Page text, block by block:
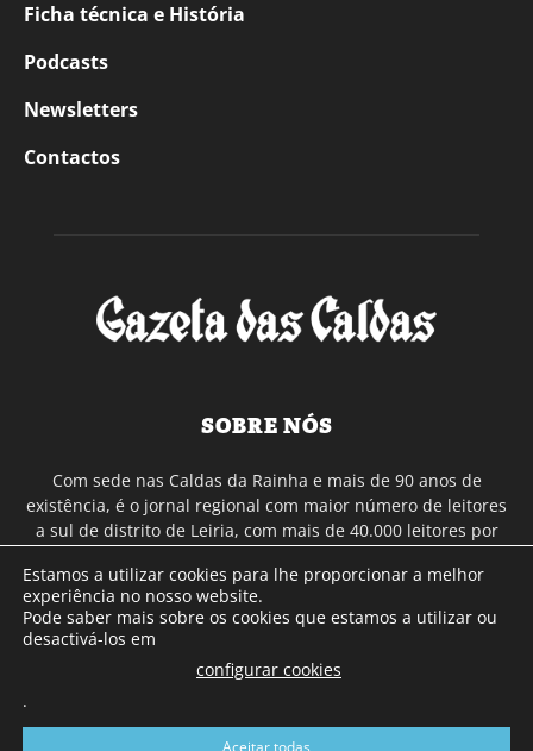
Ficha técnica e História
Podcasts
Newsletters
Contactos
SOBRE NÓS
Com sede nas Caldas da Rainha e mais de 90 anos de
existência, é o jornal regional com maior número de leitores
a sul de distrito de Leiria, com mais de 40.000 leitores por
Continental e assinatura online.
SIGA-NOS
Estamos a utilizar cookies para lhe proporcionar a melhor
experiência no nosso website.
Pode saber mais sobre os cookies que estamos a utilizar ou
desactivá-los em
configurar cookies
.
Aceitar todas